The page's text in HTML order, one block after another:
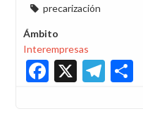
precarización
Ámbito
Interempresas
Facebook
X